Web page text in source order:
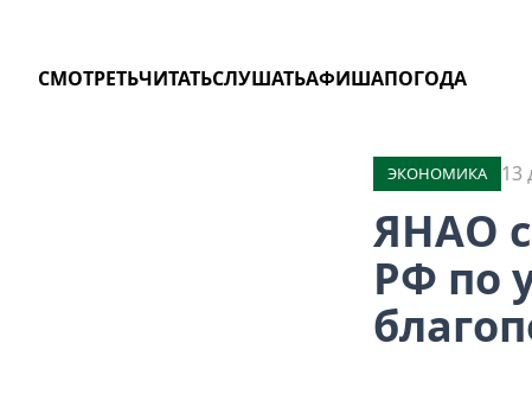
СМОТРЕТЬЧИТАТЬСЛУШАТЬАФИШАПОГОДА
ЭКОНОМИКА 13
ЯНАО
РФ по